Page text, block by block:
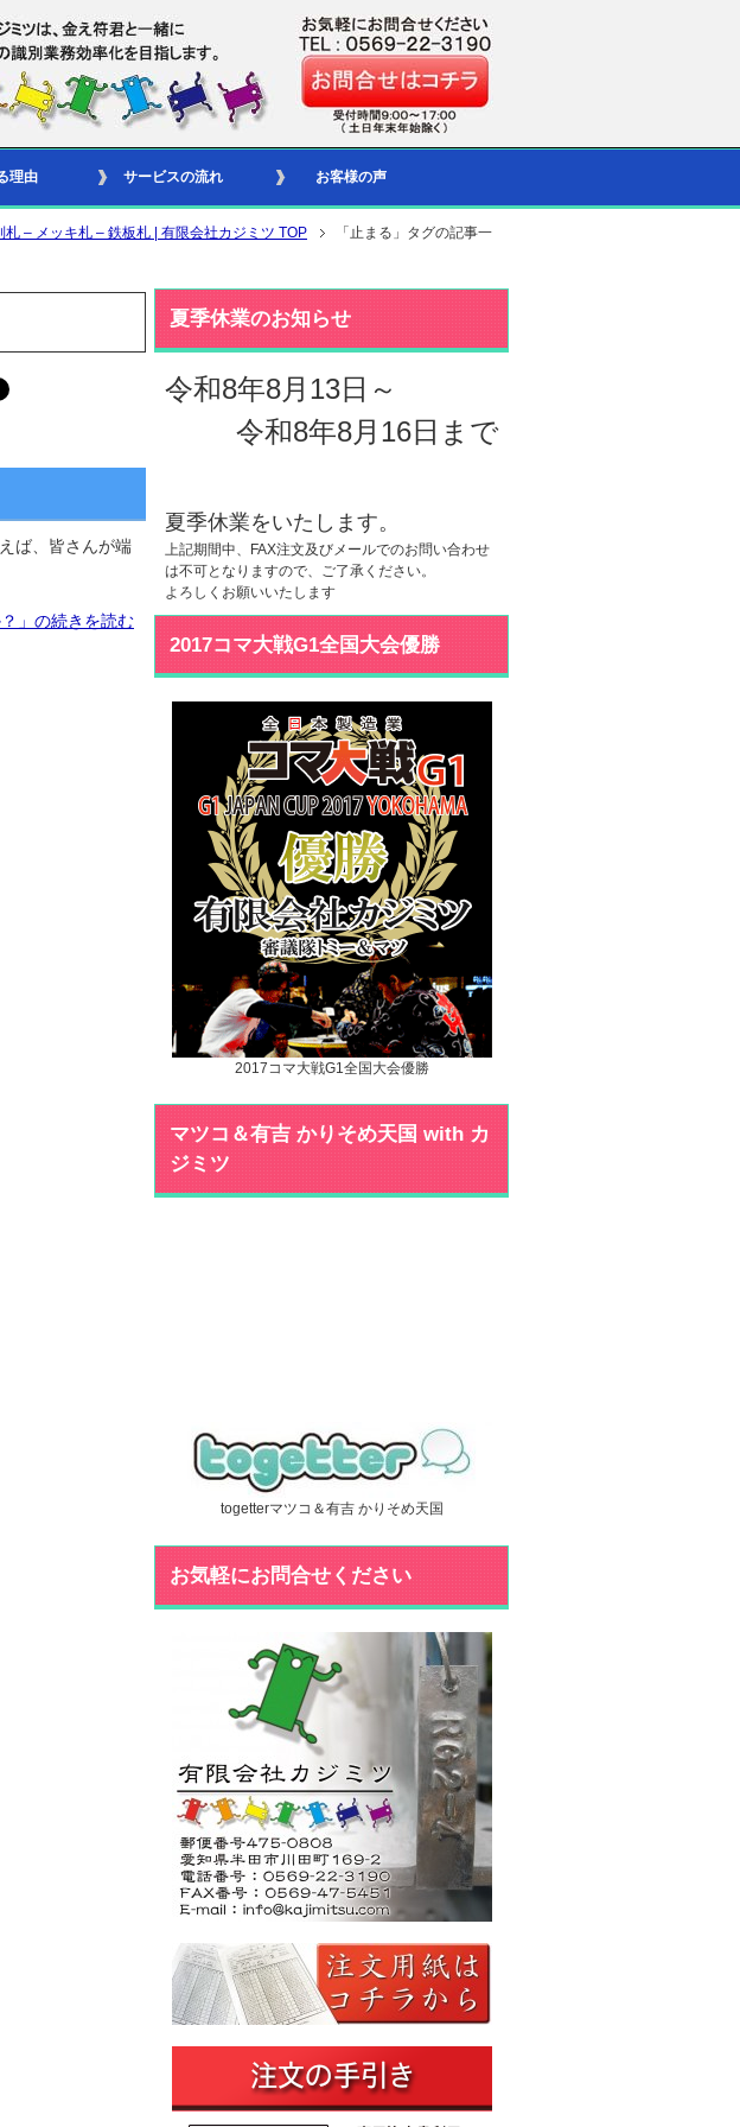
理由 サービスの流れ お客様の声
– メッキ札 – 鉄板札 | 有限会社カジミツ TOP
「止まる」タグの記事一
ば、皆さんが端
」の続きを読む
夏季休業のお知らせ
令和8年8月13日～
令和8年8月16日まで
夏季休業をいたします。
上記期間中、FAX注文及びメールでのお問い合わせ
は不可となりますので、ご了承ください。
よろしくお願いいたします
2017コマ大戦G1全国大会優勝
2017コマ大戦G1全国大会優勝
マツコ＆有吉 かりそめ天国 with カ
ジミツ
togetterマツコ＆有吉 かりそめ天国
お気軽にお問合せください